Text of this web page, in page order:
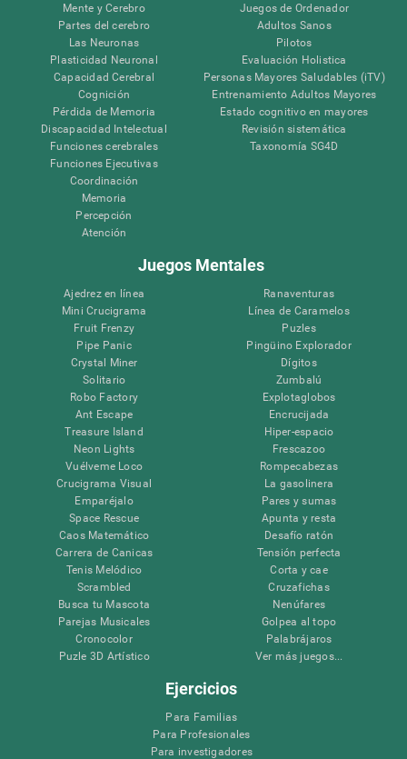
Mente y Cerebro
Partes del cerebro
Las Neuronas
Plasticidad Neuronal
Capacidad Cerebral
Cognición
Pérdida de Memoria
Discapacidad Intelectual
Funciones cerebrales
Funciones Ejecutivas
Coordinación
Memoria
Percepción
Atención
Juegos de Ordenador
Adultos Sanos
Pilotos
Evaluación Holistica
Personas Mayores Saludables (iTV)
Entrenamiento Adultos Mayores
Estado cognitivo en mayores
Revisión sistemática
Taxonomía SG4D
Juegos Mentales
Ajedrez en línea
Mini Crucigrama
Fruit Frenzy
Pipe Panic
Crystal Miner
Solitario
Robo Factory
Ant Escape
Treasure Island
Neon Lights
Vuélveme Loco
Crucigrama Visual
Emparéjalo
Space Rescue
Caos Matemático
Carrera de Canicas
Tenis Melódico
Scrambled
Busca tu Mascota
Parejas Musicales
Cronocolor
Puzle 3D Artístico
Ranaventuras
Línea de Caramelos
Puzles
Pingüino Explorador
Dígitos
Zumbalú
Explotaglobos
Encrucijada
Hiper-espacio
Frescazoo
Rompecabezas
La gasolinera
Pares y sumas
Apunta y resta
Desafío ratón
Tensión perfecta
Corta y cae
Cruzafichas
Nenúfares
Golpea al topo
Palabrájaros
Ver más juegos...
Ejercicios
Para Familias
Para Profesionales
Para investigadores